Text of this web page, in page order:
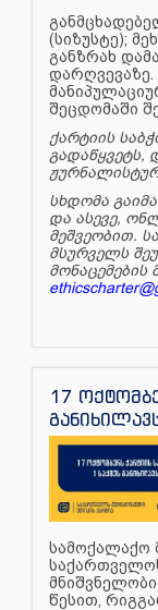
(სიზუსტე);
განზრახ
დარღვევაზე.
შეცდომაში
ქარტიის
გადაწყვეტს,
სხდომა
და ასევე,
მეშვეობით.
მსურველს
მონაცემების
17
სამოქალაქო
წესით,